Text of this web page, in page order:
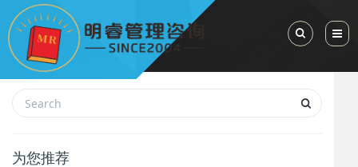
Toggle
为您推荐